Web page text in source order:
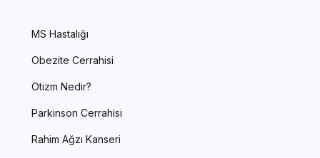
MS Hastalığı
Obezite Cerrahisi
Otizm Nedir?
Parkinson Cerrahisi
Rahim Ağzı Kanseri